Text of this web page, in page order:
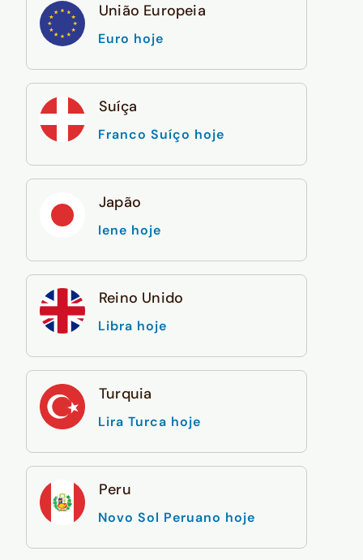
União Europeia
Euro hoje
Suíça
Franco Suíço hoje
Japão
Iene hoje
Reino Unido
Libra hoje
Turquia
Lira Turca hoje
Peru
Novo Sol Peruano hoje